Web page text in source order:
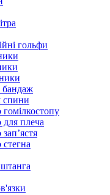
гольфи
спини
гомілкостопу
для плеча
стегна